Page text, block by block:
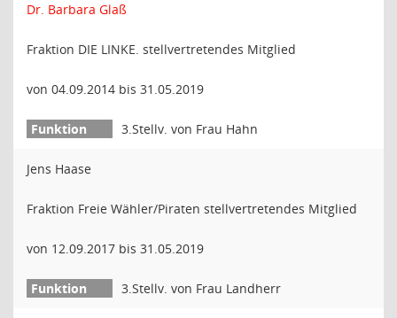
Dr. Barbara Glaß
Fraktion DIE LINKE. stellvertretendes Mitglied
von 04.09.2014 bis 31.05.2019
3.Stellv. von Frau Hahn
Jens Haase
Fraktion Freie Wähler/Piraten stellvertretendes Mitglied
von 12.09.2017 bis 31.05.2019
3.Stellv. von Frau Landherr